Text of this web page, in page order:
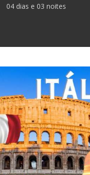
04 dias e 03 noites